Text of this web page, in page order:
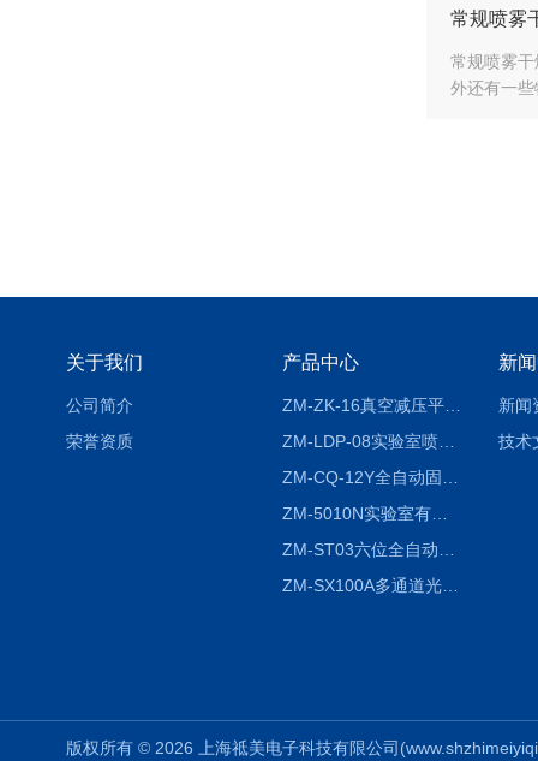
常规喷雾
常规喷雾
外还有一
关于我们
公司简介
荣誉资质
产品中心
ZM-ZK-16真空减压平行浓缩仪
ZM-LDP-08实验室喷雾冷冻干燥机
ZM-5010N实验室有机溶剂喷雾干燥机
ZM-SX100A多通道光催化反应仪
新
新闻
技术
版权所有 © 2026 上海祗美电子科技有限公司